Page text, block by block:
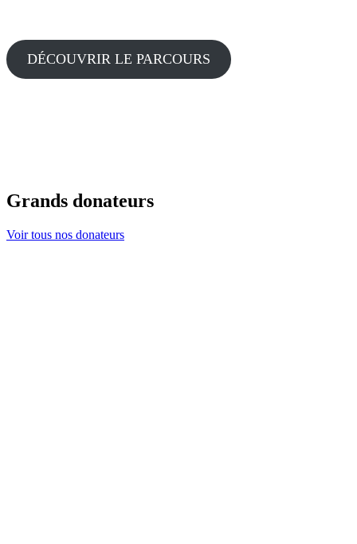
DÉCOUVRIR LE PARCOURS
Grands donateurs
Voir tous nos donateurs